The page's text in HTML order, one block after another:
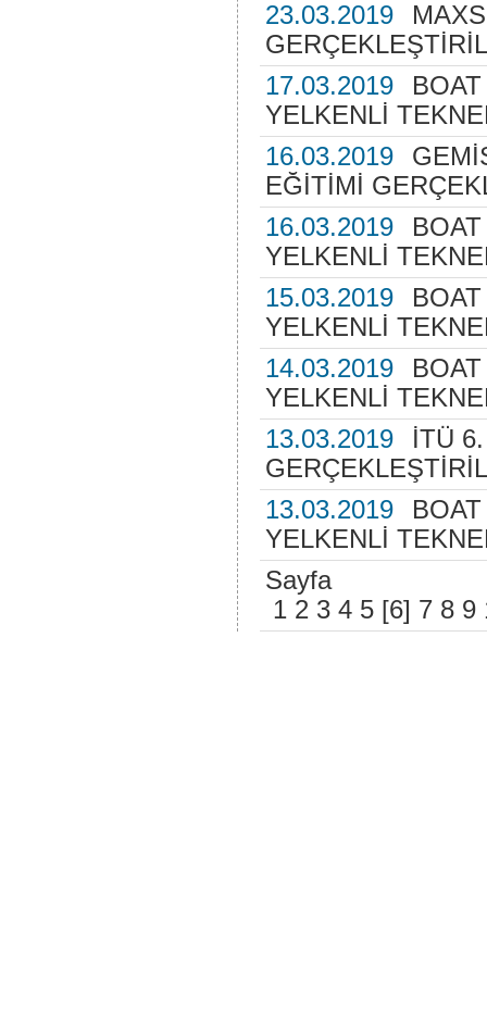
23.03.2019
17.03.2019
YELKENLİ
16.03.2019
EĞİTİMİ
16.03.2019
YELKENLİ
15.03.2019
YELKENLİ
14.03.2019
YELKENLİ
13.03.2019
İTÜ
13.03.2019
YELKENLİ
Sayfa
1 2 3 4 5[6] 7 8 9